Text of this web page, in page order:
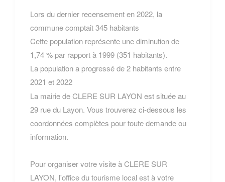
Lors du dernier recensement en 2022, la
commune comptait 345 habitants
Cette population représente une diminution de
1,74 % par rapport à 1999 (351 habitants).
La population a progressé de 2 habitants entre
2021 et 2022
La mairie de CLERE SUR LAYON est située au
29 rue du Layon. Vous trouverez ci-dessous les
coordonnées complètes pour toute demande ou
information.
Pour organiser votre visite à CLERE SUR
LAYON, l'office du tourisme local est à votre